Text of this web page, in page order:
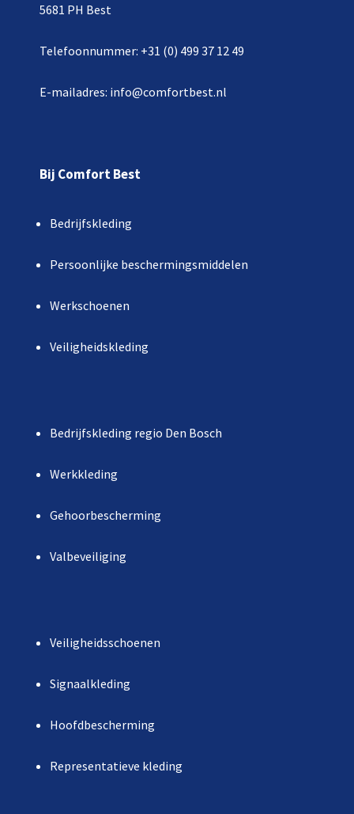
5681 PH Best
Telefoonnummer: +31 (0) 499 37 12 49
E-mailadres: info@comfortbest.nl
Bij Comfort Best
Bedrijfskleding
Persoonlijke beschermingsmiddelen
Werkschoenen
Veiligheidskleding
Bedrijfskleding regio Den Bosch
Werkkleding
Gehoorbescherming
Valbeveiliging
Veiligheidsschoenen
Signaalkleding
Hoofdbescherming
Representatieve kleding